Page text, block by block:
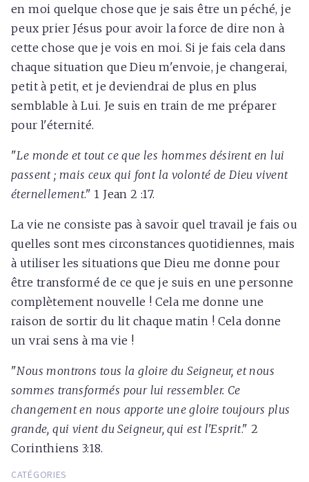
en moi quelque chose que je sais être un péché, je
peux prier Jésus pour avoir la force de dire non à
cette chose que je vois en moi. Si je fais cela dans
chaque situation que Dieu m'envoie, je changerai,
petit à petit, et je deviendrai de plus en plus
semblable à Lui. Je suis en train de me préparer
pour l'éternité.
"Le monde et tout ce que les hommes désirent en lui
passent ; mais ceux qui font la volonté de Dieu vivent
éternellement." 1 Jean 2 :17.
La vie ne consiste pas à savoir quel travail je fais ou
quelles sont mes circonstances quotidiennes, mais
à utiliser les situations que Dieu me donne pour
être transformé de ce que je suis en une personne
complètement nouvelle ! Cela me donne une
raison de sortir du lit chaque matin ! Cela donne
un vrai sens à ma vie !
"Nous montrons tous la gloire du Seigneur, et nous
sommes transformés pour lui ressembler. Ce
changement en nous apporte une gloire toujours plus
grande, qui vient du Seigneur, qui est l'Esprit." 2
Corinthiens 3:18.
CATÉGORIES